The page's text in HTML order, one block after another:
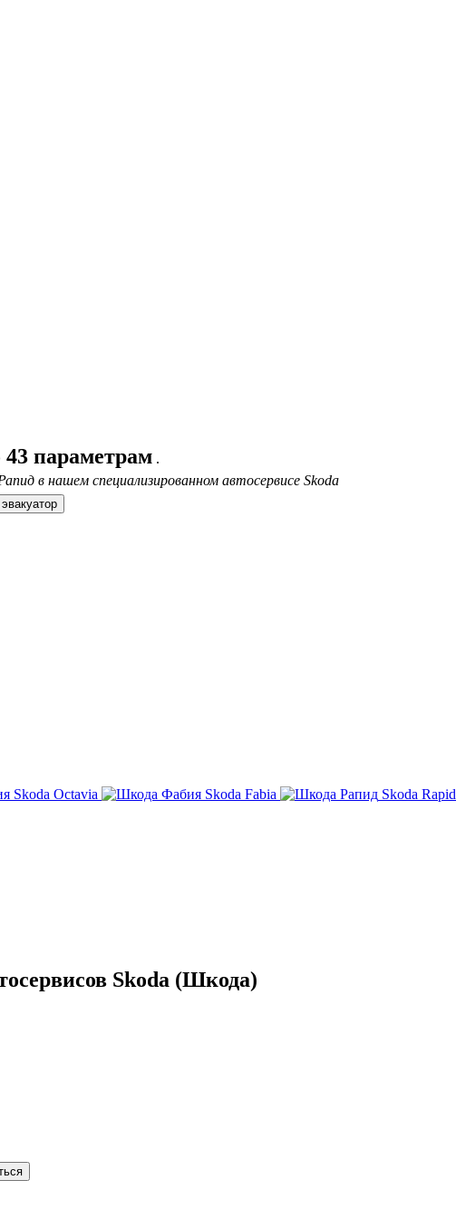
параметрам .
в нашем специализированном автосервисе Skoda
заявка на эвакуатор
Skoda Octavia Skoda Fabia Skoda Rapid
Skoda (Шкода)